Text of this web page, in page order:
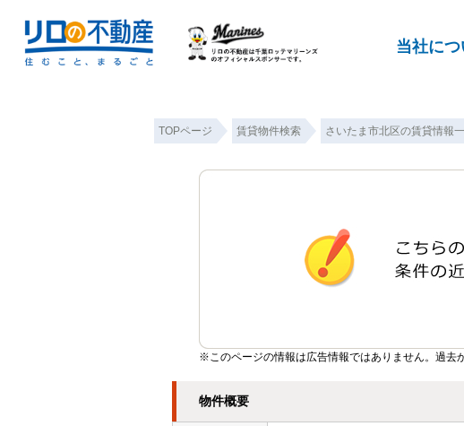
当社につ
TOPページ 賃貸物件検索 さいたま市北区の賃貸情報
※このページの情報は広告情報ではありません。過去
物件概要